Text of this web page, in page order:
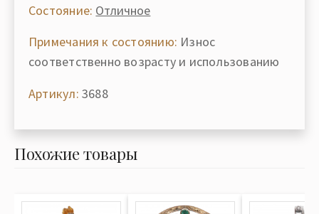
Состояние: Отличное
Примечания к состоянию: Износ
соответственно возрасту и использованию
Артикул: 3688
Похожие товары